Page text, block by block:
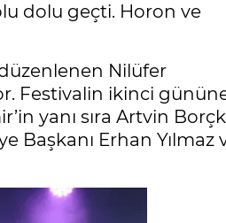
dolu geçti. Horon ve
Nilüfer
Festivalin ikinci
yanı sıra Artvin
Başkanı Erhan Yılmaz